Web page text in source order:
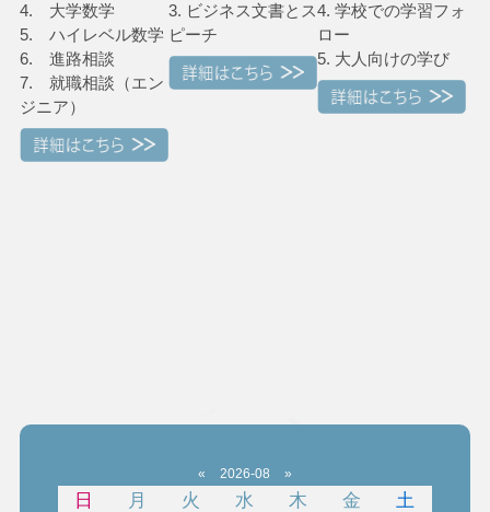
4. 大学数学
5. ハイレベル数学
6. 進路相談
7. 就職相談（エン
ジニア）
3. ビジネス文書とス
ピーチ
4. 学校での学習フォ
ロー
5. 大人向けの学び
« 2026-08 »
日 月 火 水 木 金
土